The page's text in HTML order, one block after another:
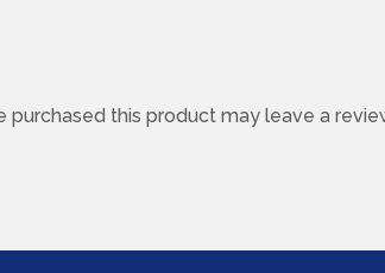
this product may leave a